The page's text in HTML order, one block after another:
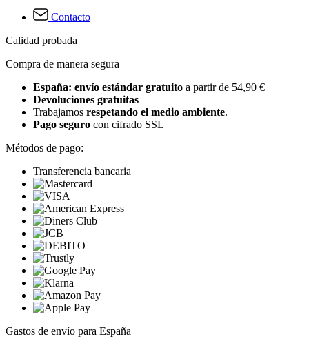
Contacto
Calidad probada
Compra de manera segura
España: envío estándar gratuito a partir de 54,90 €
Devoluciones gratuitas
Trabajamos respetando el medio ambiente.
Pago seguro con cifrado SSL
Métodos de pago:
Transferencia bancaria
Gastos de envío para España